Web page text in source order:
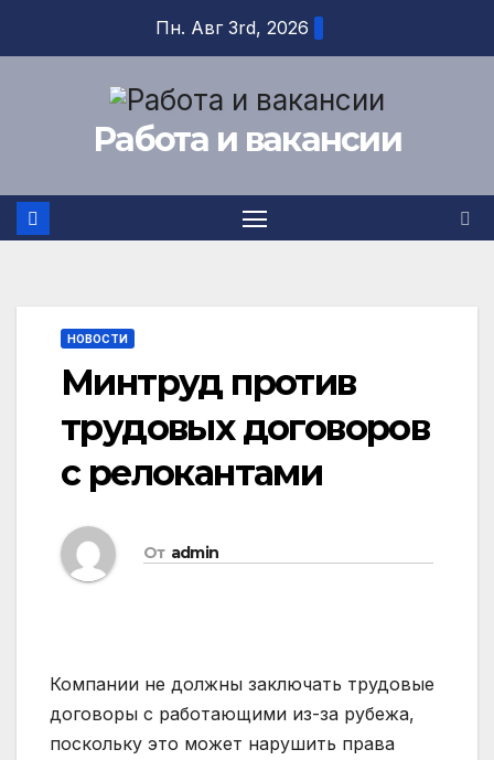
содержимому
Пн. Авг 3rd, 2026
Работа и вакансии
НОВОСТИ
Минтруд против
трудовых договоров
с релокантами
От admin
Компании не должны заключать трудовые
договоры с работающими из-за рубежа,
поскольку это может нарушить права